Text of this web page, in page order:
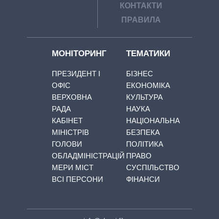
КОНТАКТИ
ПРАВИЛА
МОНІТОРИНГ
ПРЕЗИДЕНТ І
ОФІС
ВЕРХОВНА
РАДА
КАБІНЕТ
МІНІСТРІВ
ГОЛОВИ
ОБЛАДМІНІСТРАЦІЙ
МЕРИ МІСТ
ВСІ ПЕРСОНИ
ТЕМАТИКИ
БІЗНЕС
ЕКОНОМІКА
КУЛЬТУРА
НАУКА
НАЦІОНАЛЬНА
БЕЗПЕКА
ПОЛІТИКА
ПРАВО
СУСПІЛЬСТВО
ФІНАНСИ